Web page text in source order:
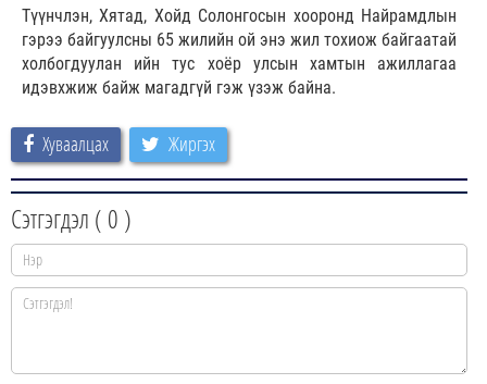
Түүнчлэн, Хятад, Хойд Солонгосын хооронд Найрамдлын
гэрээ байгуулсны 65 жилийн ой энэ жил тохиож байгаатай
холбогдуулан ийн тус хоёр улсын хамтын ажиллагаа
идэвхжиж байж магадгүй гэж үзэж байна.
Хуваалцах Жиргэх
Сэтгэгдэл ( 0 )